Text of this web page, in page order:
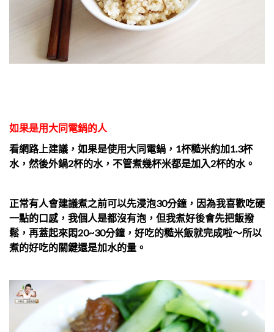
如果是用大同電鍋的人
看網路上建議，如果是使用大同電鍋，1杯糙米約加1.3杯
水，然後外鍋2杯的水，不管煮幾杯米都是加入2杯的水。
正常有人會建議煮之前可以先浸泡30分鐘，因為我喜歡吃硬
一點的口感，我個人是都沒有泡，但我煮好後會先把飯撥
鬆，再蓋起來悶20~30分鐘，好吃的糙米飯就完成啦～所以
煮的好吃的關鍵還是加水的量。